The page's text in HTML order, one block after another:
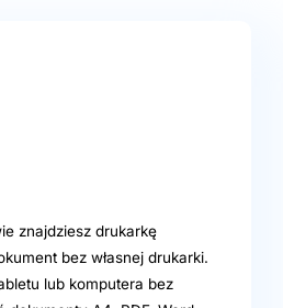
znajdziesz drukarkę
bez własnej drukarki.
lub komputera bez